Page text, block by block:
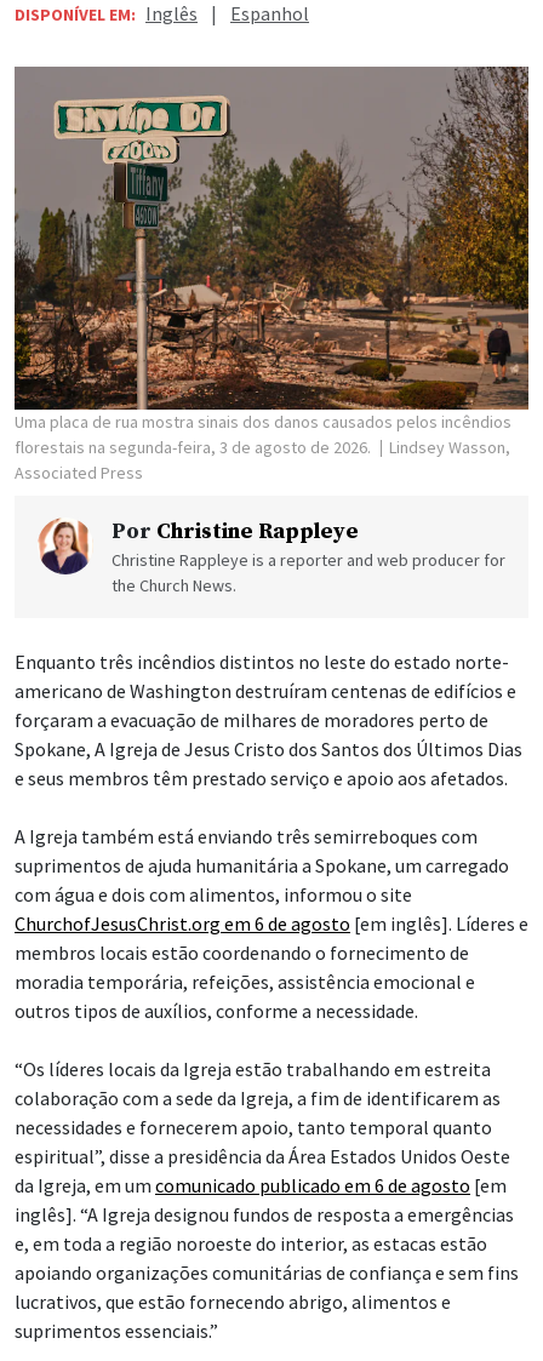
DISPONÍVEL EM: Inglês | Espanhol
Uma placa de rua mostra sinais dos danos causados pelos incêndios
florestais na segunda-feira, 3 de agosto de 2026.
Lindsey Wasson,
Associated Press
Por Christine Rappleye
Christine Rappleye is a reporter and web producer for
the Church News.
Enquanto três incêndios distintos no leste do estado norte-
americano de Washington destruíram centenas de edifícios e
forçaram a evacuação de milhares de moradores perto de
Spokane, A Igreja de Jesus Cristo dos Santos dos Últimos Dias
e seus membros têm prestado serviço e apoio aos afetados.
A Igreja também está enviando três semirreboques com
suprimentos de ajuda humanitária a Spokane, um carregado
com água e dois com alimentos, informou o site
ChurchofJesusChrist.org em 6 de agosto [em inglês]. Líderes e
membros locais estão coordenando o fornecimento de
moradia temporária, refeições, assistência emocional e
outros tipos de auxílios, conforme a necessidade.
“Os líderes locais da Igreja estão trabalhando em estreita
colaboração com a sede da Igreja, a fim de identificarem as
necessidades e fornecerem apoio, tanto temporal quanto
espiritual”, disse a presidência da Área Estados Unidos Oeste
da Igreja, em um comunicado publicado em 6 de agosto [em
inglês]. “A Igreja designou fundos de resposta a emergências
e, em toda a região noroeste do interior, as estacas estão
apoiando organizações comunitárias de confiança e sem fins
lucrativos, que estão fornecendo abrigo, alimentos e
suprimentos essenciais.”